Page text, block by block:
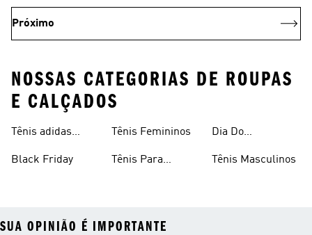
Próximo
NOSSAS CATEGORIAS DE ROUPAS
E CALÇADOS
Tênis adidas
Black Friday
Tênis Femininos
Tênis Para
Dia Do
Tênis Masculinos
SUA OPINIÃO É IMPORTANTE